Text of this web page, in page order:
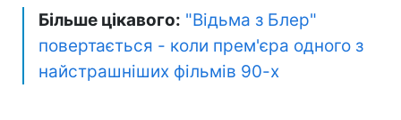
Більше цікавого: "Відьма з Блер"
повертається - коли прем'єра одного з
найстрашніших фільмів 90-х